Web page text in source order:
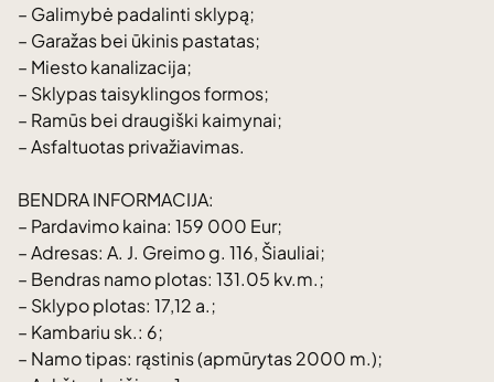
– Galimybė padalinti sklypą;
– Garažas bei ūkinis pastatas;
– Miesto kanalizacija;
– Sklypas taisyklingos formos;
– Ramūs bei draugiški kaimynai;
– Asfaltuotas privažiavimas.
BENDRA INFORMACIJA:
– Pardavimo kaina: 159 000 Eur;
– Adresas: A. J. Greimo g. 116, Šiauliai;
– Bendras namo plotas: 131.05 kv.m.;
– Sklypo plotas: 17,12 a.;
– Kambariu sk.: 6;
– Namo tipas: rąstinis (apmūrytas 2000 m.);